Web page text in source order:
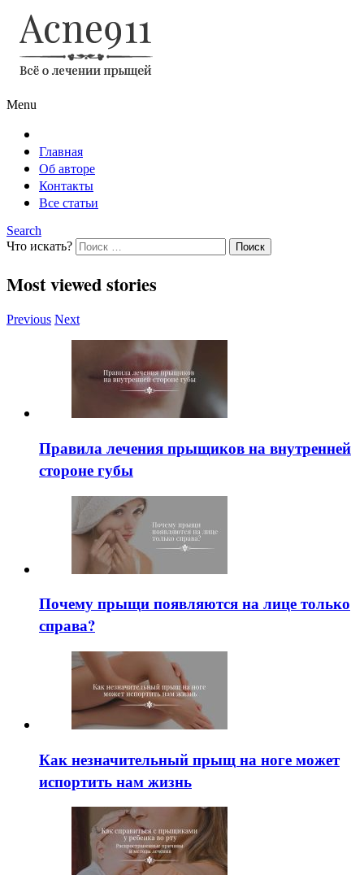
Menu
Главная
Об авторе
Контакты
Все статьи
Search
Что искать?
Most viewed stories
Previous Next
Правила лечения прыщиков на внутренней
стороне губы
Почему прыщи появляются на лице только
справа?
Как незначительный прыщ на ноге может
испортить нам жизнь